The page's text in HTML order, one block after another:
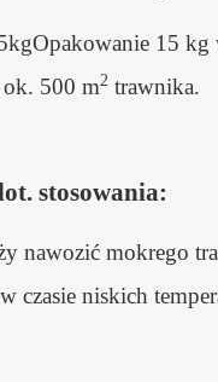
15 kg
ok. 500 m2trawnika.
stosowania:
nawozić mokrego
czasie niskich